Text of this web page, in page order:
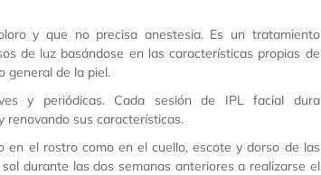
y que no precisa anestesia. Es un tratamiento
de luz basándose en las características propias de
general de la piel.
y periódicas. Cada sesión de IPL facial dura
renovando sus características.
el rostro como en el cuello, escote y dorso de las
durante las dos semanas anteriores a realizarse el